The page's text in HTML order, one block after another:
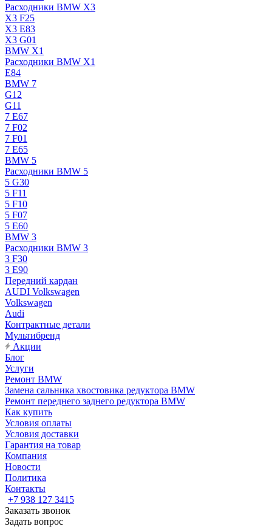
Расходники BMW X3
X3 F25
X3 E83
X3 G01
BMW X1
Расходники BMW X1
E84
BMW 7
G12
G11
7 Е67
7 F02
7 F01
7 E65
BMW 5
Расходники BMW 5
5 G30
5 F11
5 F10
5 F07
5 E60
BMW 3
Расходники BMW 3
3 F30
3 E90
Передний кардан
AUDI Volkswagen
Volkswagen
Audi
Контрактные детали
Мультибренд
Акции
Блог
Услуги
Ремонт BMW
Замена сальника хвостовика редуктора BMW
Ремонт переднего заднего редуктора BMW
Как купить
Условия оплаты
Условия доставки
Гарантия на товар
Компания
Новости
Политика
Контакты
+7 938 127 3415
Заказать звонок
Задать вопрос